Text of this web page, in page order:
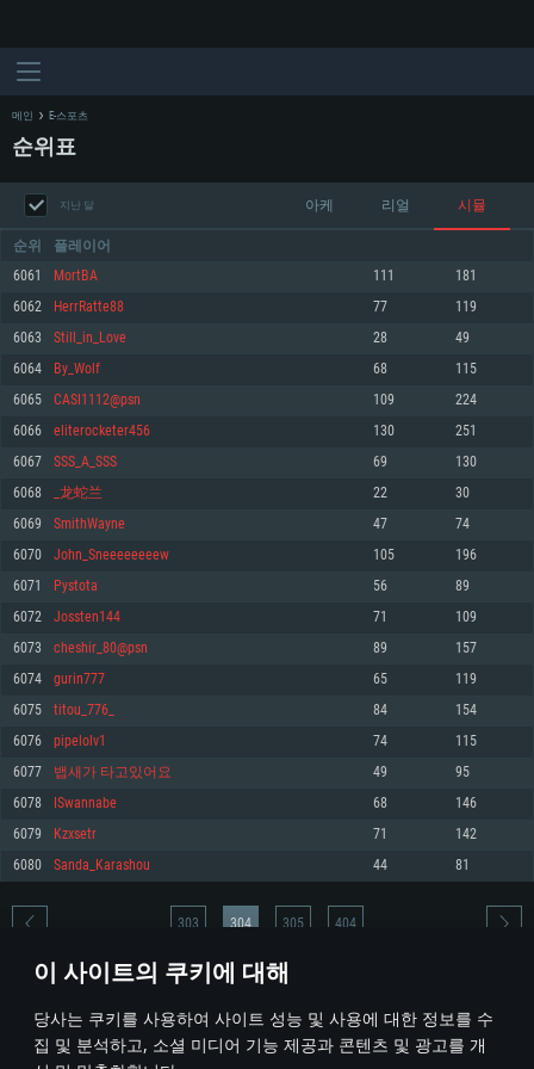
이 사이트의 쿠키에 대해
당사는 쿠키를 사용하여 사이트 성능 및 사용에 대한 정보를 수
집 및 분석하고, 소셜 미디어 기능 제공과 콘텐츠 및 광고를 개
최소사양
운영체제: Windows 10 (64 bit)
프로세서: 2.2 GHz 듀얼코어 이상
메모리: 4GB
그래픽 카드: DirectX 11 이상을 지원하는 AMD Radeon 77XX / NVIDIA
GeForce GT 660. 최소 사양 해상도: 720p
네트워크: 브로드밴드 인터넷
여유 저장 공간: 22.1 GB (최소 클라이언트)
권장 사양
570 혹은 그 이상
여유 저장 공간: 62.2 GB (전체 클라이언트)
최소사양
운영체제: Mac OS Big Sur 11.0
프로세서: 최소 2.2 GHz의 Core i5 (Intel Xeon 은 지원하지 않습니다)
메모리: 6 GB
그래픽 카드: Metal 을 지원하는 Intel Iris Pro 5200 (Mac), 혹은 이와 비슷한 성
능을 가지는 Mac 버전의 AMD/Nvidia. 최소 해상도: 720p
네트워크: 브로드밴드 인터넷
여유 저장 공간: 22.1 GB (최소 클라이언트)
권장 사양
네트워크: 브로드밴드 인터넷
여유 저장 공간: 62.2 GB (전체 클라이언트)
최소사양
운영체제: 64bit Linux 중 최신 버전
프로세서: 2.4 GHz 듀얼코어
메모리: 4 GB
그래픽 카드: Vulkan 을 지원하고, 최신 그래픽 드라이버를 지원하는 NVIDIA
660 (6개월 미만) 혹은 그와 동급의 성능을 가지며 최신 그래픽 드라이버를 지
원하는 AMD (6개월 미만; 최소사양 지원 해상도 720p)
네트워크: 브로드밴드 인터넷
여유 저장 공간: 22.1 GB (최소 클라이언트)
권장 사양
운영체제: Ubuntu 20.04 64bit
프로세서: Intel Core i7
메모리: 16 GB
그래픽 카드: Vulkan 을 지원하고, 최신 그래픽 드라이버를 지원하는 NVIDIA
1060 (6개월 미만) 혹은 그와 동급의 성능을 가지며 최신 그래픽 드라이버를
지원하는 AMD RX 570 (6개월 미만; 최소사양 지원 해상도 720p) 이상
여유 저장 공간: 62.2 GB (전체 클라이언트)
메인 E-스포츠
순위표
지난 달 아케 리얼 시뮬
순위 플레이어
6061 MortBA 111 181
6062 HerrRatte88 77 119
6063 Still_in_Love 28 49
6064 By_Wolf 68 115
6065 CASI1112@psn 109 224
6066 eliterocketer456 130 251
6067 SSS_A_SSS 69 130
6068 _龙蛇兰 22 30
6069 SmithWayne 47 74
6070 John_Sneeeeeeeew 105 196
6071 Pystоta 56 89
6072 Jossten144 71 109
6073 cheshir_80@psn 89 157
6074 gurin777 65 119
6075 titou_776_ 84 154
6076 pipelolv1 74 115
6077 뱁새가 타고있어요 49 95
6078 ISwannabe 68 146
6079 Kzxsetr 71 142
6080 Sanda_Karashou 44 81
* 순위표는 매일 1회 갱신됩니다
303 304 305 404